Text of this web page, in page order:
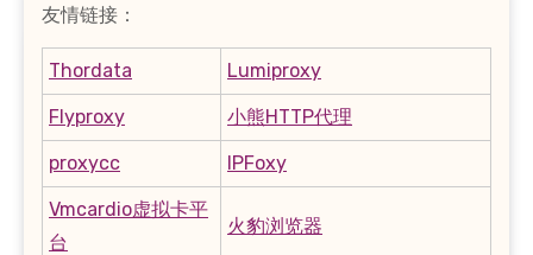
友情链接：
Thordata Lumiproxy
Flyproxy 小熊HTTP代理
proxycc IPFoxy
Vmcardio虚拟卡平
台
火豹浏览器